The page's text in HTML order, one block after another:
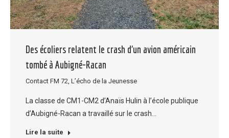
Des écoliers relatent le crash d’un avion américain
tombé à Aubigné-Racan
Contact FM 72 L’écho de la Jeunesse
La classe de CM1-CM2 d’Anaïs Hulin à l’école publique
d’Aubigné-Racan a travaillé sur le crash…
Lire la suite